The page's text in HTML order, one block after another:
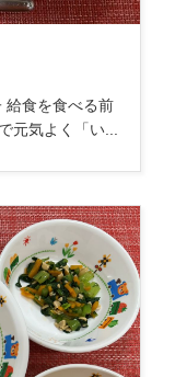
食を食べる前
元気よく「い...